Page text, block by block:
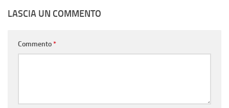
LASCIA UN COMMENTO
Commento*